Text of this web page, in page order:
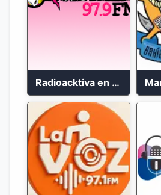
Radioacktiva en vivo 97.9 FM